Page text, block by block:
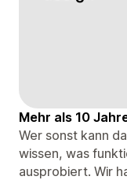
Mehr als 10
Wer sonst kann
wissen, was
ausprobiert. Wir